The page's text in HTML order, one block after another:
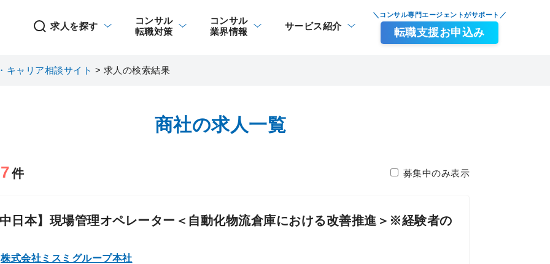
求人を探す
コンサル
転職対策
コンサル
業界情報
サービス紹介
＼コンサル専門エージェントがサポート／
転職支援お申込み
キャリア相談サイト > 求人の検索結果
商社の求人一覧
7件 募集中のみ表示
日本】現場管理オペレーター＜自動化物流倉庫における改善推進＞※経験者の
株式会社ミスミグループ本社